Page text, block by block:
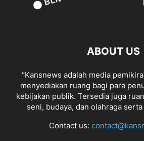
ABOUT US
“Kansnews adalah media
menyediakan ruang bagi para
kebijakan publik. Tersedia juga
seni, budaya, dan olahraga
Contact us: